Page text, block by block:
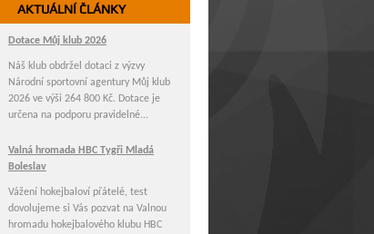
AKTUÁLNÍ ČLÁNKY
Dotace Můj klub 2026
Náš klub obdržel dotaci z výzvy
Národní sportovní agentury Můj klub
2026 ve výši 264 800 Kč. Dotace je
určena na podporu pravidelné...
Valná hromada HBC Tygři Mladá
Boleslav
Vážení hokejbaloví přátelé, test
dovolujeme si Vás pozvat na Valnou
hromadu hokejbalového klubu HBC